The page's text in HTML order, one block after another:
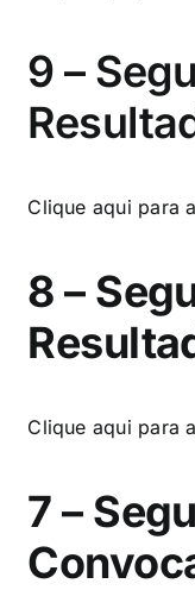
9 –
Clique aqui para
8 –
Clique aqui para
7 –